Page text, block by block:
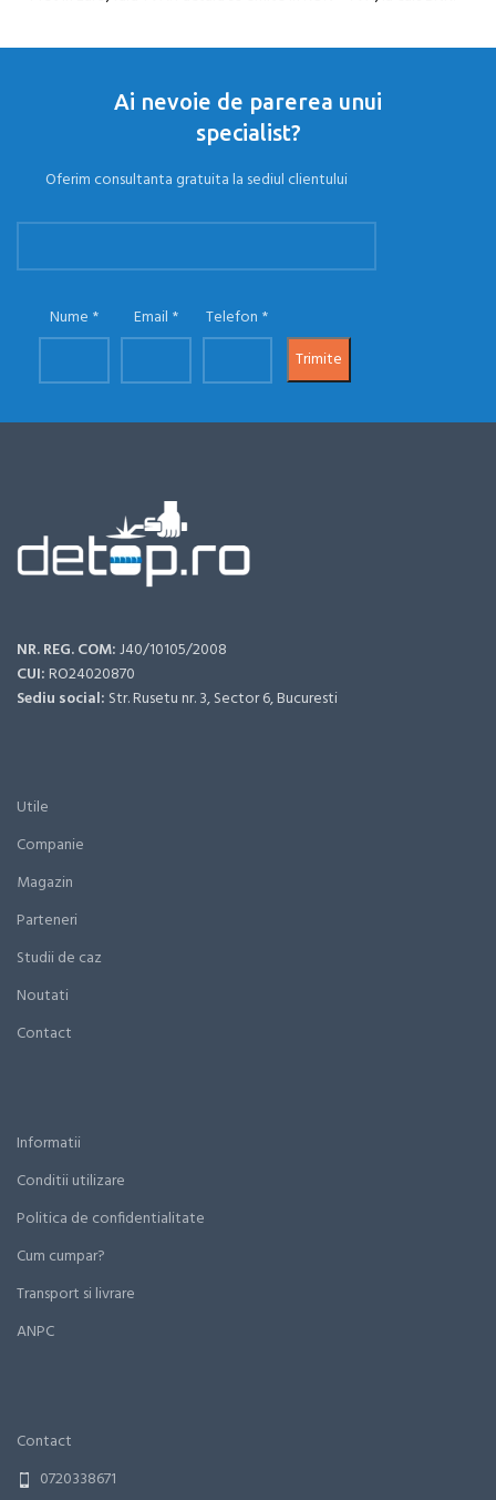
Ai nevoie de parerea unui
specialist?
Oferim consultanta gratuita la sediul clientului
Nume Email Telefon
NR. REG. COM:J40/10105/2008
CUI:RO24020870
Sediu social: Str. Rusetu nr. 3, Sector 6, Bucuresti
Utile
Companie
Magazin
Parteneri
Studii de caz
Noutati
Contact
Informatii
Conditii utilizare
Politica de confidentialitate
Cum cumpar?
Transport si livrare
ANPC
Contact
0720338671